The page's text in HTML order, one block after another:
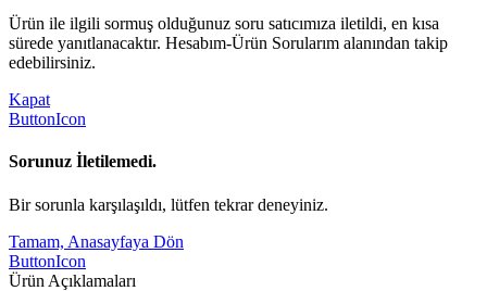
Ürün ile ilgili sormuş olduğunuz soru satıcımıza iletildi, en kısa
sürede yanıtlanacaktır. Hesabım-Ürün Sorularım alanından takip
edebilirsiniz.
Kapat
ButtonIcon
Sorunuz İletilemedi.
Bir sorunla karşılaşıldı, lütfen tekrar deneyiniz.
Tamam, Anasayfaya Dön
ButtonIcon
Ürün Açıklamaları